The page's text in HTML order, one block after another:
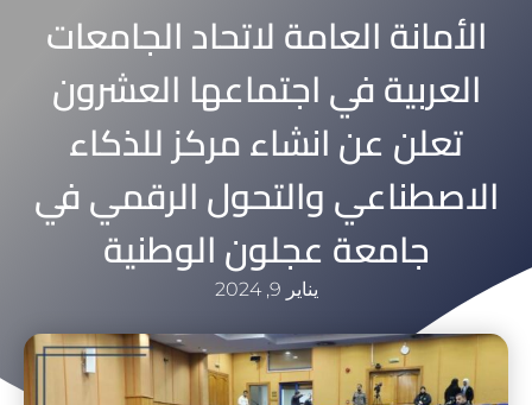
الأمانة العامة لاتحاد الجامعات
العربية في اجتماعها العشرون
تعلن عن انشاء مركز للذكاء
الاصطناعي والتحول الرقمي في
جامعة عجلون الوطنية
يناير 9, 2024